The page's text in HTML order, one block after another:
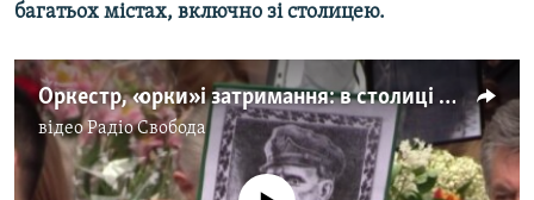
багатьох містах, включно зі столицею.
Оркестр, «орки» і затримання: в столиці пройшла хода до 9 травня (відео)
відеоРадіо Свобода
No media source currently available